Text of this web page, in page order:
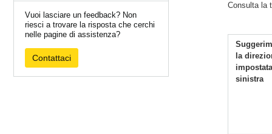
Vuoi lasciare un feedback? Non
riesci a trovare la risposta che cerchi
nelle pagine di assistenza?
Contattaci
Consulta la
la
sinistra